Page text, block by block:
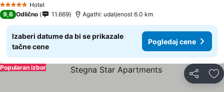
5 ZvezdiceHotel
9,6 Odlično 11.669 Agathi: udaljenost 6.0 km
Izaberi datume da bi se prikazale
tačne cene
Pogledaj cene
Deli
Popularan izbor